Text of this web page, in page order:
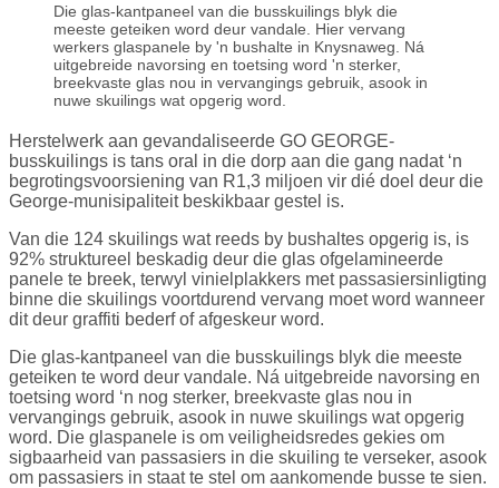
Die glas-kantpaneel van die busskuilings blyk die
meeste geteiken word deur vandale. Hier vervang
werkers glaspanele by 'n bushalte in Knysnaweg. Ná
uitgebreide navorsing en toetsing word 'n sterker,
breekvaste glas nou in vervangings gebruik, asook in
nuwe skuilings wat opgerig word.
Herstelwerk aan gevandaliseerde GO GEORGE-
busskuilings is tans oral in die dorp aan die gang nadat ‘n
begrotingsvoorsiening van R1,3 miljoen vir dié doel deur die
George-munisipaliteit beskikbaar gestel is.
Van die 124 skuilings wat reeds by bushaltes opgerig is, is
92% struktureel beskadig deur die glas ofgelamineerde
panele te breek, terwyl vinielplakkers met passasiersinligting
binne die skuilings voortdurend vervang moet word wanneer
dit deur graffiti bederf of afgeskeur word.
Die glas-kantpaneel van die busskuilings blyk die meeste
geteiken te word deur vandale. Ná uitgebreide navorsing en
toetsing word ‘n nog sterker, breekvaste glas nou in
vervangings gebruik, asook in nuwe skuilings wat opgerig
word. Die glaspanele is om veiligheidsredes gekies om
sigbaarheid van passasiers in die skuiling te verseker, asook
om passasiers in staat te stel om aankomende busse te sien.